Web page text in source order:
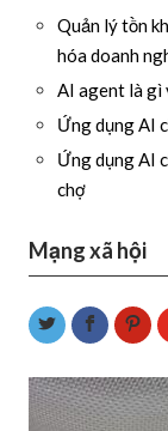
Quản lý tồn
hóa doanh
AI agent là gì
Ứng dụng AI
Ứng dụng AI
chợ
Mạng xã hội